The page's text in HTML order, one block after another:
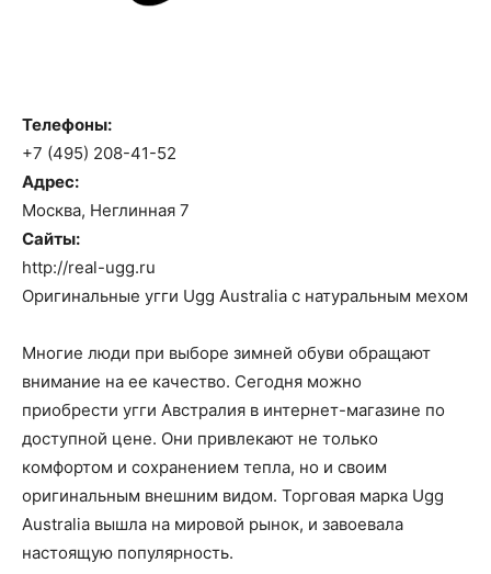
Телефоны:
+7 (495) 208-41-52
Адрес:
Москва, Неглинная 7
Сайты:
http://real-ugg.ru
Оригинальные угги Ugg Australia с натуральным мехом
Многие люди при выборе зимней обуви обращают
внимание на ее качество. Сегодня можно
приобрести угги Австралия в интернет-магазине по
доступной цене. Они привлекают не только
комфортом и сохранением тепла, но и своим
оригинальным внешним видом. Торговая марка Ugg
Australia вышла на мировой рынок, и завоевала
настоящую популярность.